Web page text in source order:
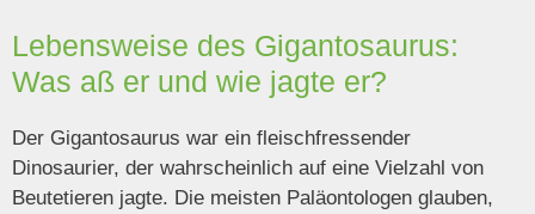
Lebensweise des Gigantosaurus:
Was aß er und wie jagte er?
Der Gigantosaurus war ein fleischfressender
Dinosaurier, der wahrscheinlich auf eine Vielzahl von
Beutetieren jagte. Die meisten Paläontologen glauben,